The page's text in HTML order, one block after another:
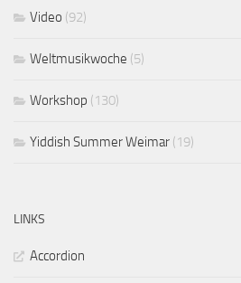
Video (92)
Weltmusikwoche (5)
Workshop (130)
Yiddish Summer Weimar (19)
LINKS
Accordion